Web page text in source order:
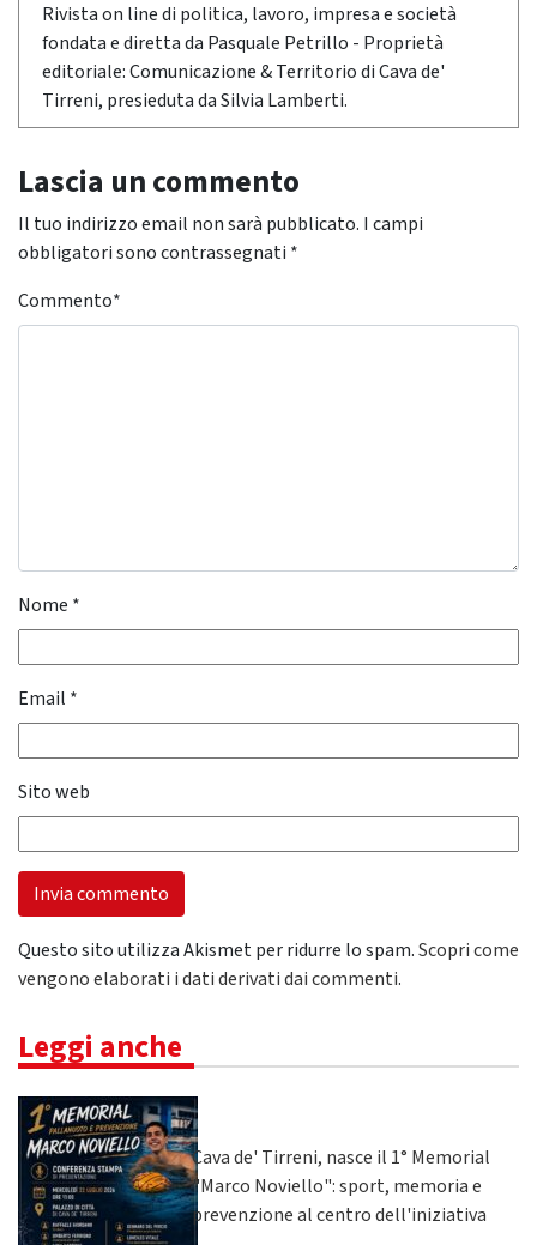
Rivista on line di politica, lavoro, impresa e società
fondata e diretta da Pasquale Petrillo - Proprietà
editoriale: Comunicazione & Territorio di Cava de'
Tirreni, presieduta da Silvia Lamberti.
Lascia un commento
Il tuo indirizzo email non sarà pubblicato. I campi
obbligatori sono contrassegnati *
Commento*
Nome *
Email *
Sito web
Questo sito utilizza Akismet per ridurre lo spam.Scopri come
vengono elaborati i dati derivati dai commenti.
Leggi anche
Cava de' Tirreni, nasce il 1° Memorial
"Marco Noviello": sport, memoria e
prevenzione al centro dell'iniziativa